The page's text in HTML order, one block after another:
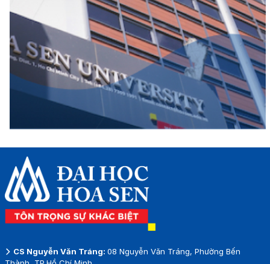
CS Nguyễn Văn Tráng: 08 Nguyễn Văn Tráng, Phường Bến